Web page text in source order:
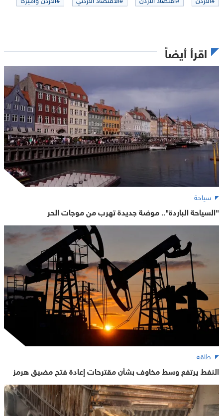
اقرأ أيضاً
سياحة
"السياحة الباردة".. موضة جديدة تهرب من موجات الحر
طاقة
النفط يرتفع وسط مخاوف بشأن مقترحات إعادة فتح مضيق هرمز